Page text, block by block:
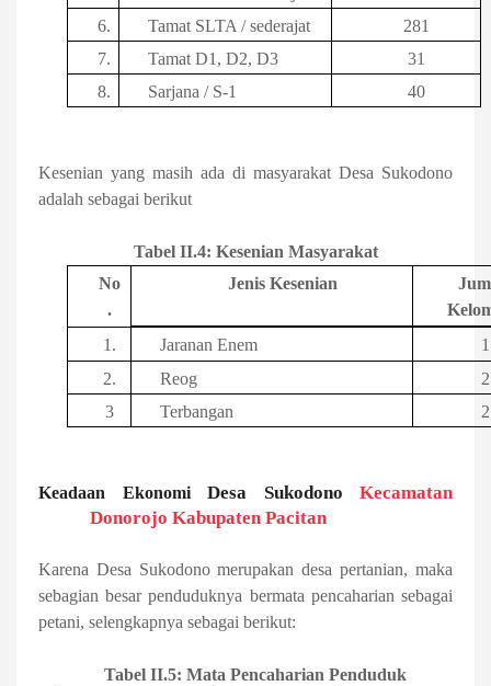
6.
Tamat SLTA / sederajat
281
7.
Tamat D1, D2, D3
31
8.
Sarjana / S-1 40
Kesenian yang masih ada di masyarakat Desa Sukodono
adalah sebagai berikut
Tabel II.4: Kesenian Masyarakat
No
.
Jenis Kesenian
1.
Jaranan Enem
1
2.
Reog
2
3
Terbangan 2
Keadaan Ekonomi Desa Sukodono Kecamatan
Donorojo Kabupaten Pacitan
Karena Desa Sukodono merupakan desa pertanian, maka
sebagian besar penduduknya bermata pencaharian sebagai
petani, selengkapnya sebagai berikut:
Tabel II.5: Mata Pencaharian Penduduk